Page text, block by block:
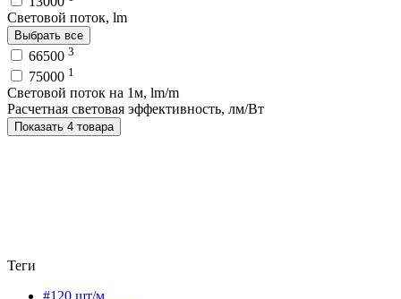
Световой поток, lm
Выбрать все
66500 3
75000 1
Световой поток на 1м, lm/m
Расчетная световая эффективность, лм/Вт
Показать 4 товара
Теги
#120 шт/м